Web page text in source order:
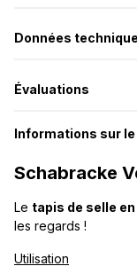
Données
Évaluations
Informations sur
Schabracke
Le tapis de selle
les regards !
Utilisation